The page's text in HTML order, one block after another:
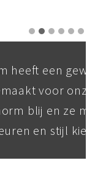
Ze is echt
eigen